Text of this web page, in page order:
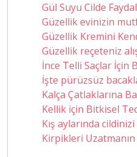
Gül Suyu Cilde
Güzellik evinizin
Güzellik Kremini
Güzellik reçeteniz
İnce Telli Saçlar İçin
İşte pürüzsüz
Kalça Çatlaklarına
Kellik için Bitkisel
Kış aylarında
Kirpikleri